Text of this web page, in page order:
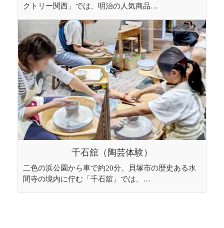
クトリー関西」では、明治の人気商品…
千石舘（陶芸体験）
二色の浜公園から車で約20分、貝塚市の歴史ある水
間寺の境内に佇む「千石舘」では、…